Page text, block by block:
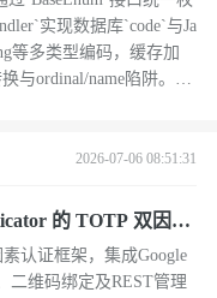
实现数据库`code`与Ja
等多类型编码，缓存加
与ordinal/name陷阱。
2026-07-06 08:51:31
的 TOTP 双因素
认证框架，集成Google
二维码绑定及REST管理